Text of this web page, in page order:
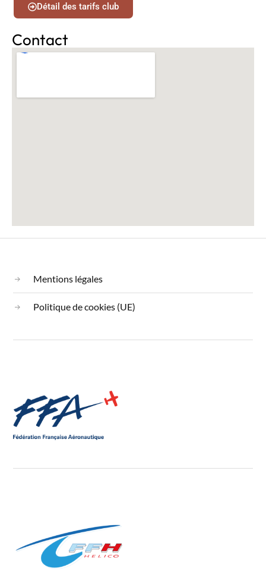
Détail des tarifs club
Contact
Mentions légales
Politique de cookies (UE)